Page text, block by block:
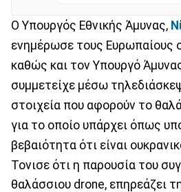
O Yπουργός Εθνικής Άμυνας,
ενημέρωσε τους Ευρωπαίους
καθώς και τον Υπουργό
συμμετείχε μέσω
στοιχεία που αφορούν το
για το οποίο υπάρχει όπως
βεβαιότητα ότι είναι
Τονισε ότι η παρουσία του
θαλάσσιου drone, επηρεάζει